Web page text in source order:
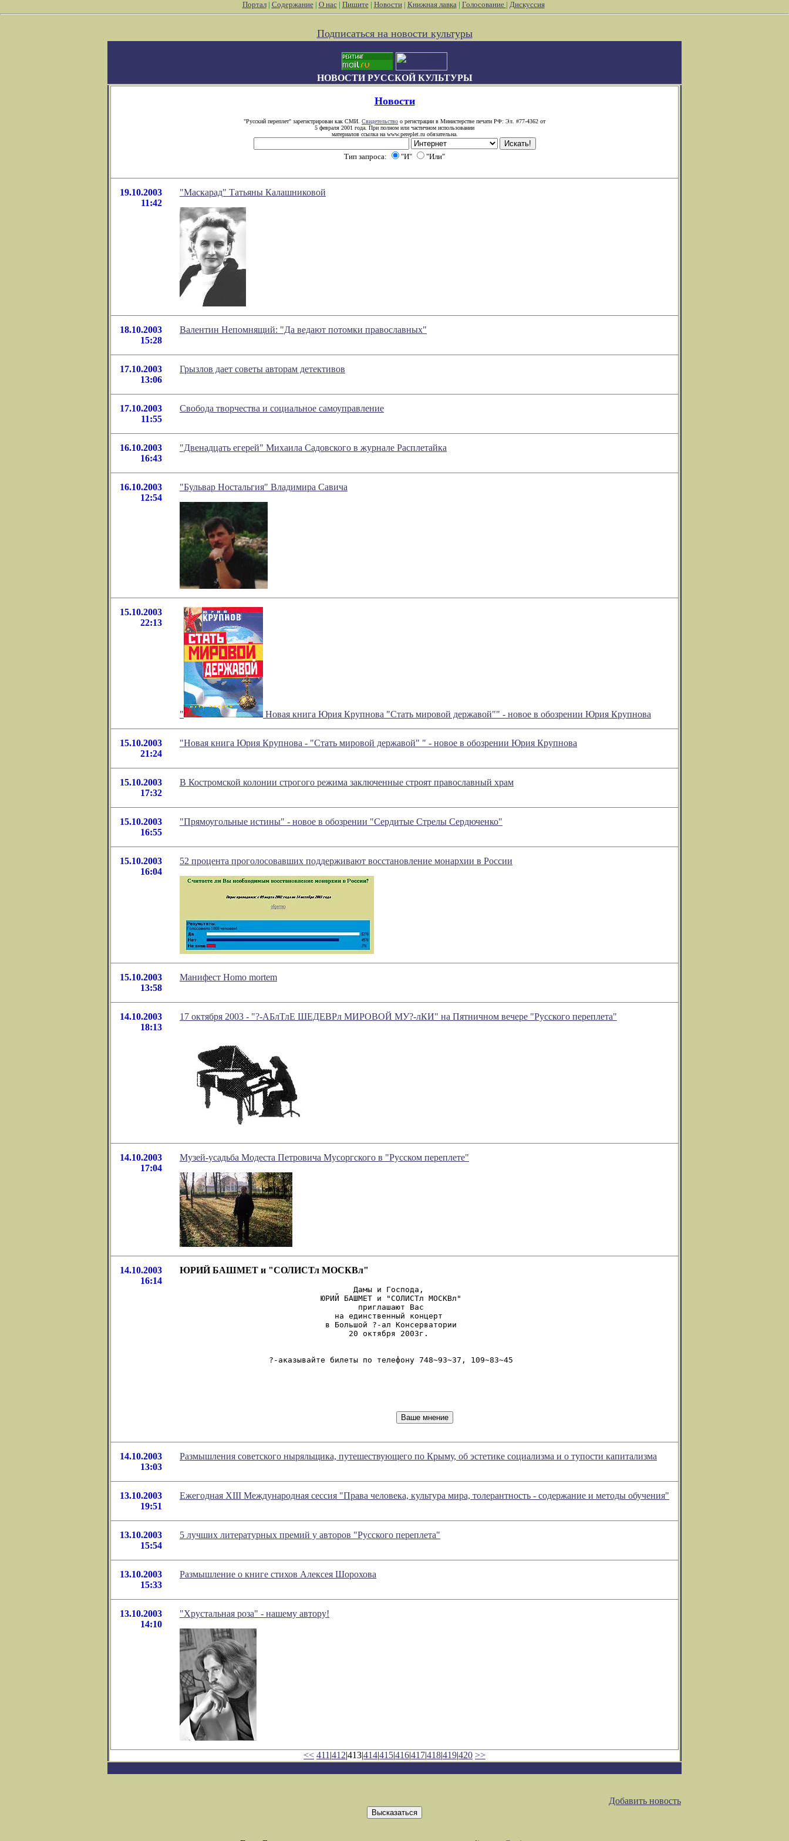
Портал| Содержание| О нас| Пишите| Новости| Книжная лавка| Голосование | Дискуссия
Подписаться на новости культуры
НОВОСТИ РУССКОЙ КУЛЬТУРЫ
Новости
"Русский переплет" зарегистрирован как СМИ. Свидетельство о регистрации в Министерстве печати РФ: Эл. #77-4362 от
5 февраля 2001 года. При полном или частичном использовании
материалов ссылка на www.pereplet.ru обязательна.
Тип запроса: "И" "Или"
19.10.2003
11:42
"Маскарад" Татьяны Калашниковой
18.10.2003
15:28
Валентин Непомнящий: "Да ведают потомки православных"
17.10.2003
13:06
Грызлов дает советы авторам детективов
17.10.2003
11:55
Свобода творчества и социальное самоуправление
16.10.2003
16:43
"Двенадцать егерей" Михаила Садовского в журнале Расплетайка
16.10.2003
12:54
"Бульвар Ностальгия" Владимира Савича
15.10.2003
22:13
" Новая книга Юрия Крупнова "Стать мировой державой"" - новое в обозрении Юрия Крупнова
15.10.2003
21:24
"Новая книга Юрия Крупнова - "Стать мировой державой" " - новое в обозрении Юрия Крупнова
15.10.2003
17:32
В Костромской колонии строгого режима заключенные строят православный храм
15.10.2003
16:55
"Прямоугольные истины" - новое в обозрении "Сердитые Стрелы Сердюченко"
15.10.2003
16:04
52 процента проголосовавших поддерживают восстановление монархии в России
15.10.2003
13:58
Манифест Homo mortem
14.10.2003
18:13
17 октября 2003 - "?-АБлТлЕ ШЕДЕВРл МИРОВОЙ МУ?-лКИ" на Пятничном вечере "Русского переплета"
14.10.2003
17:04
Музей-усадьба Модеста Петровича Мусоргского в "Русском переплете"
14.10.2003
16:14
ЮРИЙ БАШМЕТ и "СОЛИСТл МОСКВл"
                                Дамы и Господа,
                         ЮРИЙ БАШМЕТ и "СОЛИСТл МОСКВл"
                                 приглашают Вас
                            на единственный концерт
                          в Большой ?-ал Консерватории
                               20 октября 2003г.
              ?-аказывайте билеты по телефону 748~93~37, 109~83~45
14.10.2003
13:03
Размышления советского ныряльщика, путешествующего по Крыму, об эстетике социализма и о тупости капитализма
13.10.2003
19:51
Ежегодная XIII Международная сессия "Права человека, культура мира, толерантность - содержание и методы обучения"
13.10.2003
15:54
5 лучших литературных премий у авторов "Русского переплета"
13.10.2003
15:33
Размышление о книге стихов Алексея Шорохова
13.10.2003
14:10
"Хрустальная роза" - нашему автору!
<< 411 |412|413|414|415|416|417|418|419|420 >>
Добавить новость